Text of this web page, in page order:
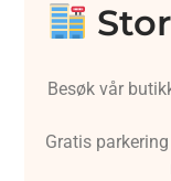
Besøk vår
Gratis